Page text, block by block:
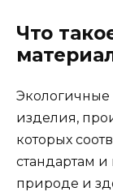
Что
Экологичные
изделия,
которых
стандартам и
природе и